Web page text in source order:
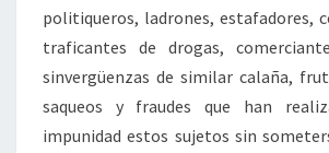
politiqueros, ladrones, estafadores,
traficantes de drogas,
sinvergüenzas de similar calaña,
saqueos y fraudes que han
impunidad estos sujetos sin